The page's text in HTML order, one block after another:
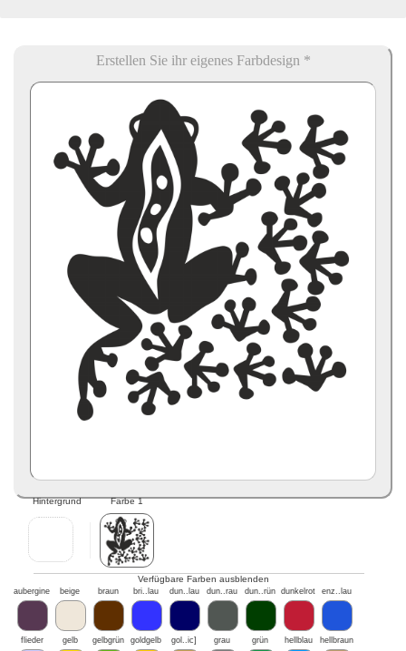
Erstellen Sie ihr eigenes Farbdesign *
Hintergrund Farbe 1
Verfügbare Farben ausblenden
aubergine beige braun bri..lau dun..lau dun..rau dun..rün dunkelrot enz..lau
flieder gelb gelbgrün goldgelb gol..ic] grau grün hellblau hellbraun